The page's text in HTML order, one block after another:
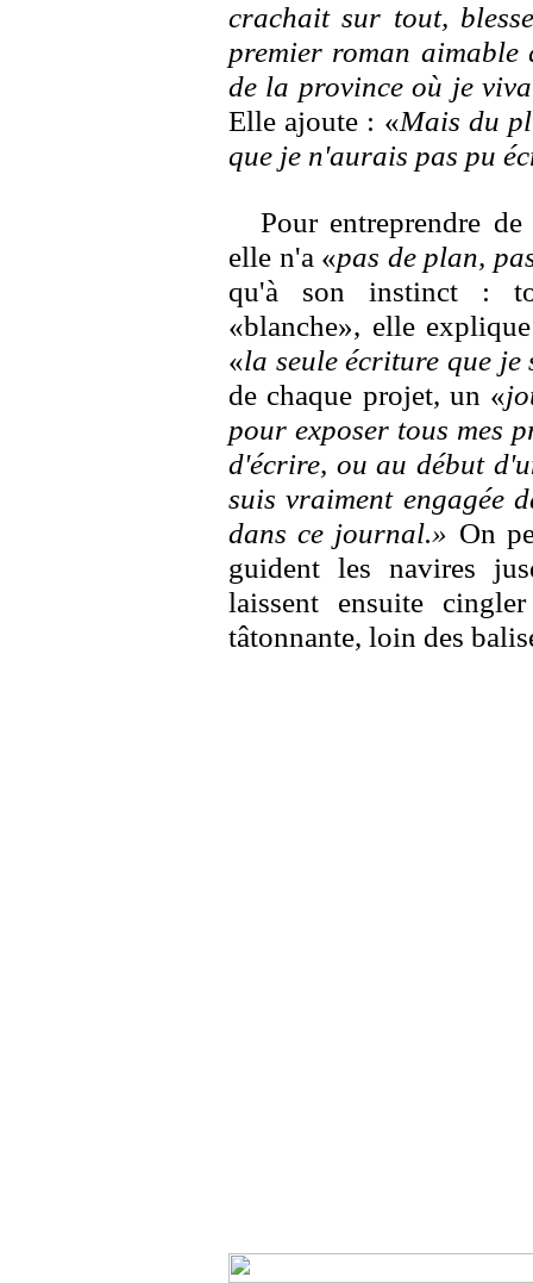
crachait sur tout,
premier roman
de la province où je
Elle ajoute : «Mais du
que je n'aurais pas pu
Pour entreprendre
elle n'a «pas de plan,
qu'à son instinct :
«blanche», elle
«la seule écriture que je
de chaque projet, un «
pour exposer tous mes
d'écrire, ou au début
suis vraiment engagée
dans ce journal.» On
guident les navires
laissent ensuite
tâtonnante, loin des